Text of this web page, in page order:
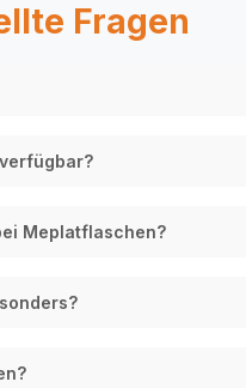
Fragen
Meplatflaschen?